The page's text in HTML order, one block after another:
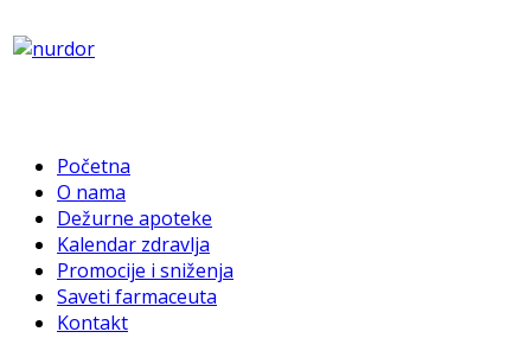
Početna
O nama
Dežurne apoteke
Kalendar zdravlja
Promocije i sniženja
Saveti farmaceuta
Kontakt